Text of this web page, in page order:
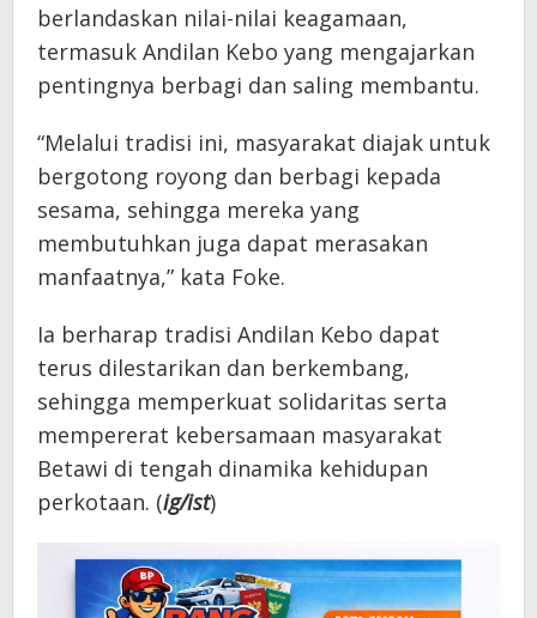
berlandaskan nilai-nilai keagamaan,
termasuk Andilan Kebo yang mengajarkan
pentingnya berbagi dan saling membantu.
“Melalui tradisi ini, masyarakat diajak untuk
bergotong royong dan berbagi kepada
sesama, sehingga mereka yang
membutuhkan juga dapat merasakan
manfaatnya,” kata Foke.
Ia berharap tradisi Andilan Kebo dapat
terus dilestarikan dan berkembang,
sehingga memperkuat solidaritas serta
mempererat kebersamaan masyarakat
Betawi di tengah dinamika kehidupan
perkotaan. (ig/ist)